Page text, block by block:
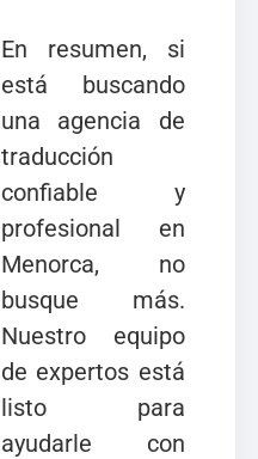
En resumen, si
está buscando
una agencia de
traducción
confiable y
profesional en
Menorca, no
busque más.
Nuestro equipo
de expertos está
listo para
ayudarle con